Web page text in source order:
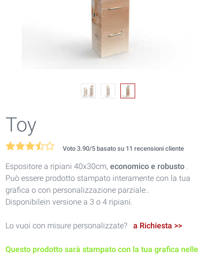
Toy
Voto 3.90/5 basato su 11 recensioni cliente
Espositore a ripiani 40x30cm, economico e robusto .
Può essere prodotto stampato interamente con la tua
grafica o con personalizzazione parziale..
Disponibilein versione a 3 o 4 ripiani.
Lo vuoi con misure personalizzate? a Richiesta >>
Questo prodotto sarà stampato con la tua grafica nelle